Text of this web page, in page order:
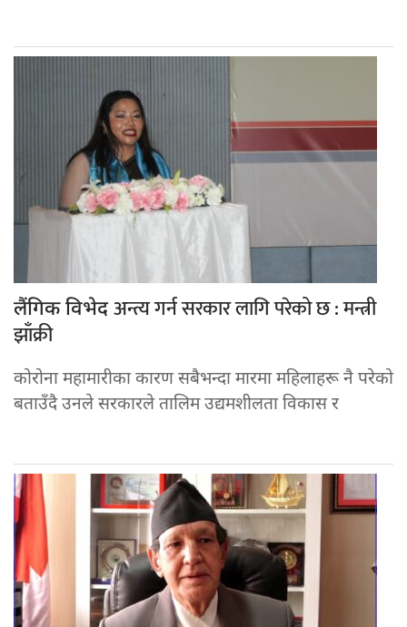
लैंगिक विभेदअन्त्य गर्न सरकार लागि परेको छ : मन्त्री
झाँक्री
कोरोना महामारीका कारण सबैभन्दा मारमा महिलाहरू नै परेको
बताउँदै उनले सरकारले तालिम उद्यमशीलता विकास र